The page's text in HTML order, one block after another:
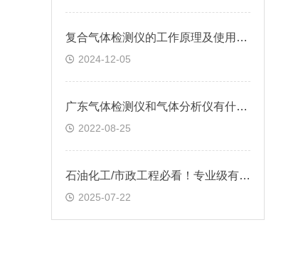
复合气体检测仪的工作原理及使用注意事项
2024-12-05
广东气体检测仪和气体分析仪有什么不同?
2022-08-25
石油化工/市政工程必看！专业级有毒气体检测方案全攻略
2025-07-22